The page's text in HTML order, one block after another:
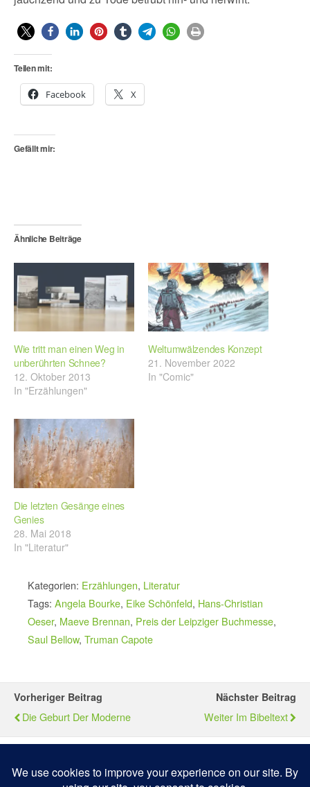
Teilen mit:
Facebook X
Gefällt mir:
Ähnliche Beiträge
Wie tritt man einen Weg in
unberührten Schnee?
12. Oktober 2013
In "Erzählungen"
Weltumwälzendes Konzept
21. November 2022
In "Comic"
Die letzten Gesänge eines
Genies
28. Mai 2018
In "Literatur"
Kategorien: Erzählungen, Literatur
Tags: Angela Bourke, Eike Schönfeld, Hans-Christian
Oeser, Maeve Brennan, Preis der Leipziger Buchmesse,
Saul Bellow, Truman Capote
Vorheriger Beitrag
Die Geburt Der Moderne
Nächster Beitrag
Weiter Im Bibeltext
Zum Seitenanfang